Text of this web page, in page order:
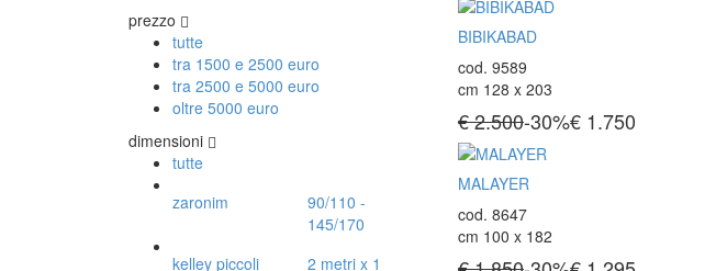
prezzo
tutte
tra 1500 e 2500 euro
tra 2500 e 5000 euro
oltre 5000 euro
dimensioni
tutte
zaronim
90/110 -
145/170
kelley piccoli
2 metri x 1
BIBIKABAD
cod. 9589
cm 128 x 203
€ 2.500-30%€ 1.750
MALAYER
cod. 8647
cm 100 x 182